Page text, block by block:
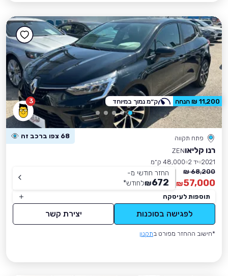
3
פתח תקווה 68 צפו ברכב זה
רנו קליאוZEN
2021 יד 2
48,000 ק״מ
68,200 ₪
57,000
₪
החזר חודשי מ-
672
₪לחודש*
תוספות לעיסקה
לפגישה בסוכנות יצירת קשר
*חישוב ההחזר מפורט בתקנון
11,200 ₪ הנחה ק״מ נמוך במיוחד